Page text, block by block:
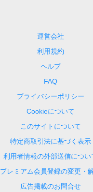
運営会社
利用規約
ヘルプ
FAQ
プライバシーポリシー
Cookieについて
このサイトについて
特定商取引法に基づく表示
利用者情報の外部送信につい
プレミアム会員登録の変更・
広告掲載のお問合せ